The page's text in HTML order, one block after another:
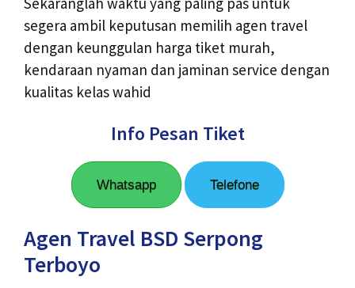
segera ambil keputusan memilih agen travel
dengan keunggulan harga tiket murah,
kendaraan nyaman dan jaminan service dengan
kualitas kelas wahid
Info Pesan Tiket
Whatsapp Telefone
Agen Travel BSD Serpong
Terboyo